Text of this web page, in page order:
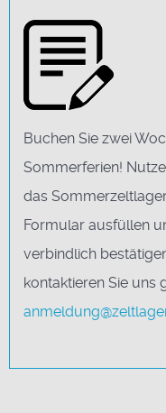
Buchen Sie zwei
Sommerferien!
das
Formular ausfüllen
verbindlich
kontaktieren Sie uns